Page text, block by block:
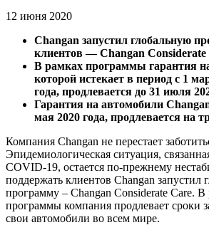
12 июня 2020
Changan запустил глобальную
клиентов — Changan Considerate
В рамках программы гарантия
которой истекает в период с 1
года, продлевается до 31 июля
Гарантия на автомобили
мая 2020 года, продлевается на
Компания Changan не перестает
Эпидемиологическая ситуация,
COVID-19, остается по-прежнему
поддержать клиентов Changan запустил
программу – Changan Considerate Care.
программы компания продлевает сроки
свои автомобили во всем мире.